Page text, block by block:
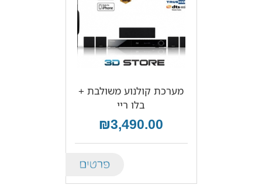
מערכת קולנוע משולבת +
בלו ריי
₪3,490.00